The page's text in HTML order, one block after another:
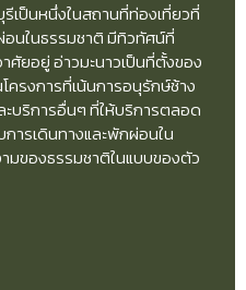
เป็นหนึ่งในสถานที่ท่องเที่ยวที่
อนในธรรมชาติ มีทิวทัศน์ที่
ยอยู่ อ่าวมะนาวเป็นที่ตั้งของ
ครงการที่เน้นการอนุรักษ์ช้าง
บริการอื่นๆ ที่ให้บริการตลอด
การเดินทางและพักผ่อนใน
มของธรรมชาติในแบบของตัว